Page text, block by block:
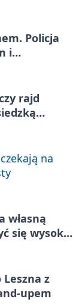
Policja
i
rajd
na
własną
się wysoką
z
upem